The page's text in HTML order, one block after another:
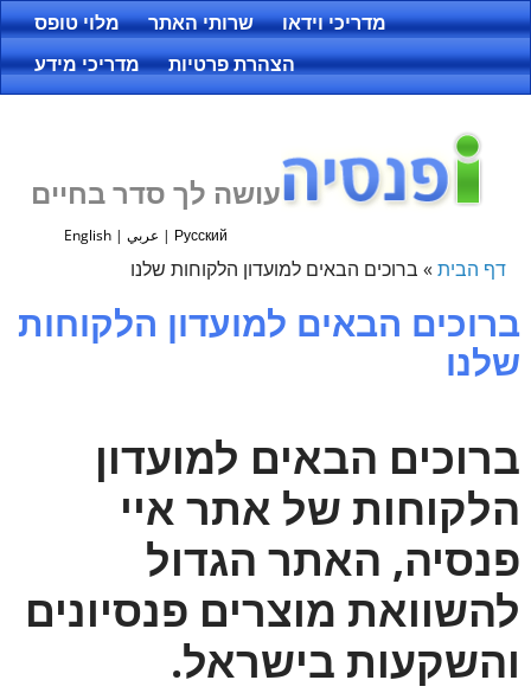
מלוי טופס שרותי האתר
מדריכי וידאו
מדריכי מידע
הצהרת פרטיות
עושה לך סדר בחיים
Русский
| عربي |
English
דף הבית» ברוכים הבאים למועדון הלקוחות שלנו
ברוכים הבאים למועדון הלקוחות
שלנו
ברוכים הבאים למועדון
הלקוחות של אתר איי
פנסיה, האתר הגדול
להשוואת מוצרים פנסיונים
והשקעות בישראל.